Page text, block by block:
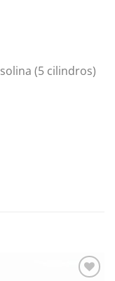
(5 cilindros)